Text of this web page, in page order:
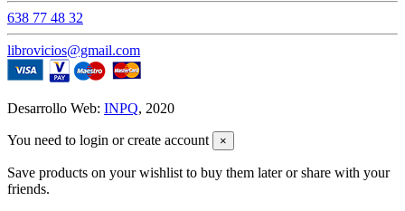
638 77 48 32
librovicios@gmail.com
Desarrollo Web: INPQ, 2020
You need to login or create account ×
Save products on your wishlist to buy them later or share with your
friends.